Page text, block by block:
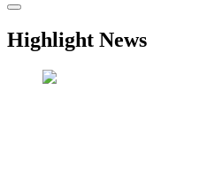
Highlight News